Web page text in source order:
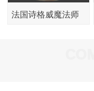
法国诗格威魔法师